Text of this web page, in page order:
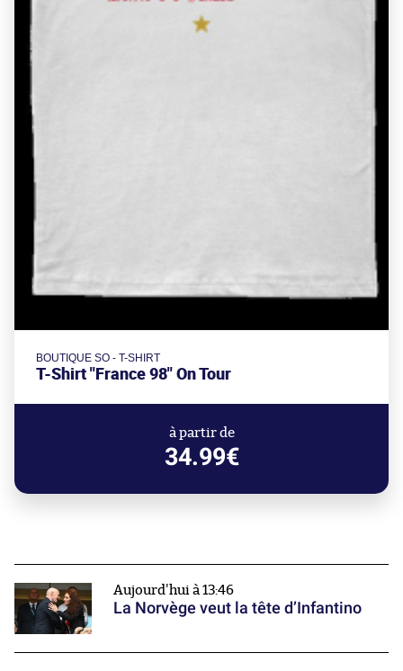
BOUTIQUE SO - T-SHIRT
T-Shirt "France 98" On Tour
à partir de
34.99€
Aujourd'hui à 13:46
La Norvège veut la tête d’Infantino